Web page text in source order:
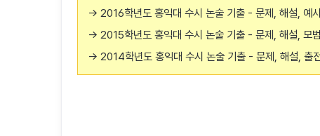
→ 2016학년도 홍익대 수시 논술 기출 - 문제, 해설, 예
→ 2015학년도 홍익대 수시 논술 기출 - 문제, 해설, 모
→ 2014학년도 홍익대 수시 논술 기출 - 문제, 해설, 출